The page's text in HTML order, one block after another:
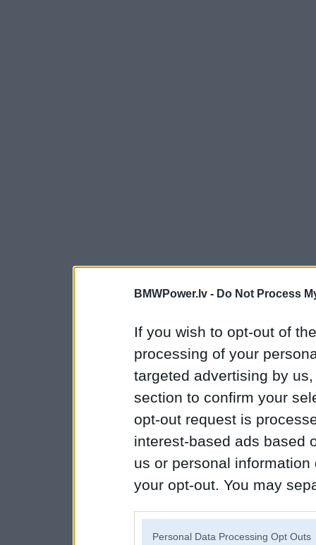
BMWPower.lv - Do Not Process
If you wish to opt-out of
processing of your
targeted advertising by
section to confirm your
opt-out request is
interest-based ads based
us or personal
your opt-out. You may
Personal Data Processing Opt Outs